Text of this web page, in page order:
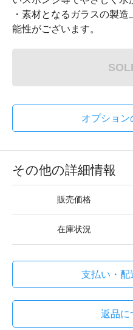
・素材となるガラスの製
能性がございます。
オプション
その他の詳細情報
販売価格
在庫状況
支払い・配
返品に